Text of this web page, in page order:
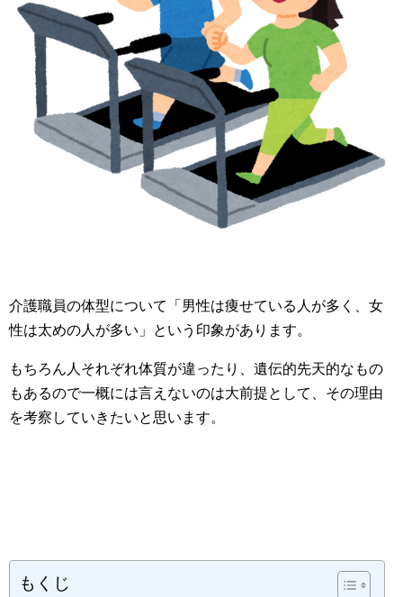
介護職員の体型について「男性は痩せている人が多く、女
性は太めの人が多い」という印象があります。
もちろん人それぞれ体質が違ったり、遺伝的先天的なもの
もあるので一概には言えないのは大前提として、その理由
を考察していきたいと思います。
もくじ